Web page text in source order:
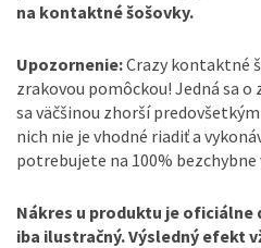
na kontaktné šošovky.
Upozornenie:Crazy kontaktné
zrakovou pomôckou! Jedná sa o
sa väčšinou zhorší
nich nie je vhodné riadiť a
potrebujete na 100% bezchybne
Nákres u produktu je oficiálne
iba ilustračný. Výsledný efekt